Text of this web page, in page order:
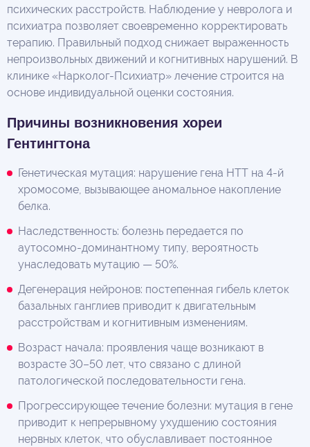
психических расстройств. Наблюдение у невролога и
психиатра позволяет своевременно корректировать
терапию. Правильный подход снижает выраженность
непроизвольных движений и когнитивных нарушений. В
клинике «Нарколог-Психиатр» лечение строится на
основе индивидуальной оценки состояния.
Причины возникновения хореи
Гентингтона
Генетическая мутация: нарушение гена HTT на 4-й
хромосоме, вызывающее аномальное накопление
белка.
Наследственность: болезнь передается по
аутосомно-доминантному типу, вероятность
унаследовать мутацию — 50%.
Дегенерация нейронов: постепенная гибель клеток
базальных ганглиев приводит к двигательным
расстройствам и когнитивным изменениям.
Возраст начала: проявления чаще возникают в
возрасте 30–50 лет, что связано с длиной
патологической последовательности гена.
Прогрессирующее течение болезни: мутация в гене
приводит к непрерывному ухудшению состояния
нервных клеток, что обуславливает постоянное